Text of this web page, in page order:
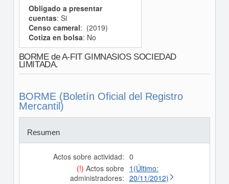
Obligado a presentar
cuentas: Si
Censo cameral: (2019)
Cotiza en bolsa: No
BORME de A-FIT GIMNASIOS SOCIEDAD
LIMITADA.
BORME (Boletín Oficial del Registro
Mercantil)
Resumen
Actos sobre actividad: 0
(!) Actos sobre
administradores:
1(Último:
20/11/2012)